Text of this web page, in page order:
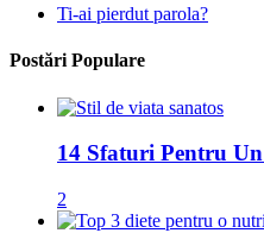
Ti-ai pierdut parola?
Postări Populare
14 Sfaturi Pentru
2